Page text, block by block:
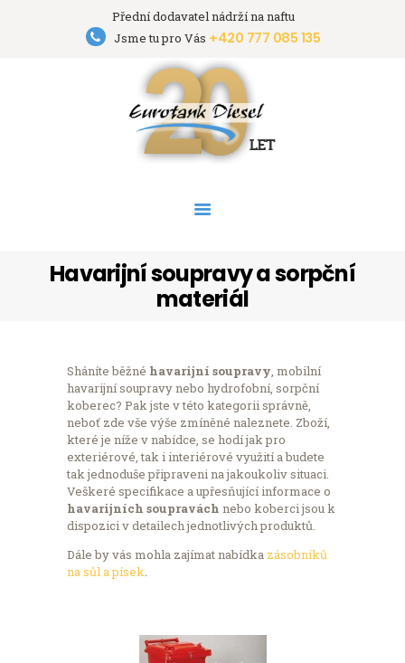
Přední dodavatel nádrží na naftu
Jsme tu pro Vás +420 777 085 135
Havarijní soupravy a sorpční
materiál
Eurotank Diesel s.r.o.
Přední dodavatel nádrží na naftu
HOME
NÁDRŽE
PRONÁJEM NÁDRŽÍ
KONTAKT
Sháníte běžné havarijní soupravy, mobilní
havarijní soupravy nebo hydrofobní, sorpční
koberec? Pak jste v této kategorii správně,
neboť zde vše výše zmíněné naleznete. Zboží,
které je níže v nabídce, se hodí jak pro
exteriérové, tak i interiérové využití a budete
tak jednoduše připraveni na jakoukoliv situaci.
Veškeré specifikace a upřesňující informace o
havarijních soupravách nebo koberci jsou k
dispozici v detailech jednotlivých produktů.
Dále by vás mohla zajímat nabídka zásobníků
na sůl a písek.